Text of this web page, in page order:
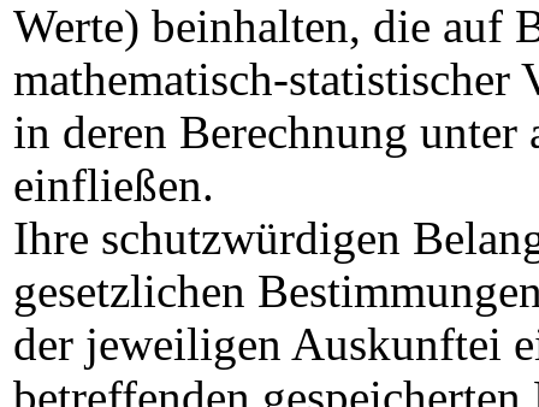
Werte) beinhalten, die auf
mathematisch-statistischer
in deren Berechnung unter
einfließen.
Ihre schutzwürdigen
gesetzlichen
der jeweiligen Auskunftei